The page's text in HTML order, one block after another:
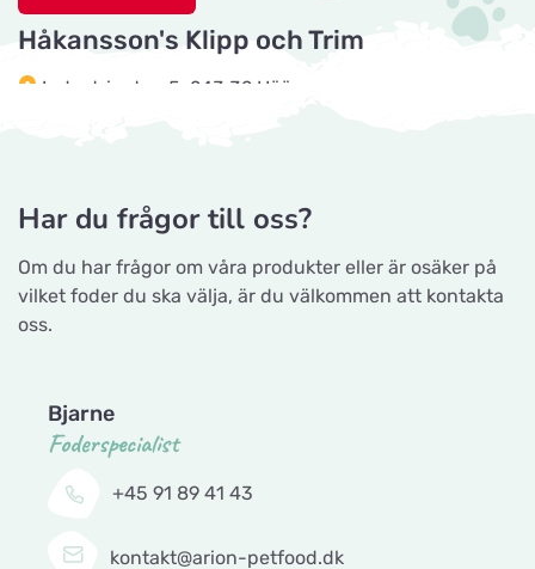
Thurøvej 13,
Nyborg Dyrehandel ApS
Sporthunden Getinge
Östra Järnvägsgatan 46
Håkansson's Klipp och Trim
Industrigatan 5, 243 32 Höör
Gå till hemsidan
CyberZoo AB
Gå till hemsidan
Har du frågor till oss?
Om du har frågor om våra produkter eller är osäker på
vilket foder du ska välja, är du välkommen att kontakta
oss.
Bjarne
Foderspecialist
+45 91 89 41 43
kontakt@arion-petfood.dk